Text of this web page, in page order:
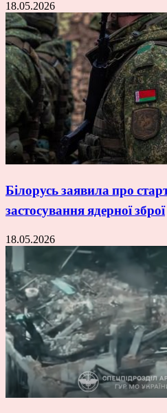
18.05.2026
Білорусь заявила про
застосування ядерної зброї
18.05.2026